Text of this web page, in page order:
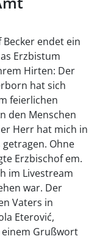
Becker endet ein
Erzbistum
Hirten: Der
hat sich
feierlichen
den Menschen
Herr hat mich in
Ohne
Erzbischof em.
im Livestream
war. Der
Vaters in
Eterović,
Grußwort